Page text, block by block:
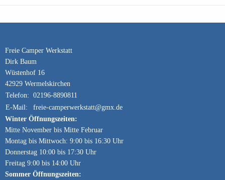
Freie Camper Werkstatt
Dirk Baum
Wüstenhof 16
42929 Wermelskirchen
Telefon: 02196-8890811
E-Mail:
freie-camperwerkstatt@gmx.de
Winter Öffnungszeiten:
Mitte November bis Mitte Februar
Montag bis Mittwoch: 9:00 bis 16:30 Uhr
Donnerstag 10:00 bis 17:30 Uhr
Freitag 9:00 bis 14:00 Uhr
Sommer Öffnungszeiten: